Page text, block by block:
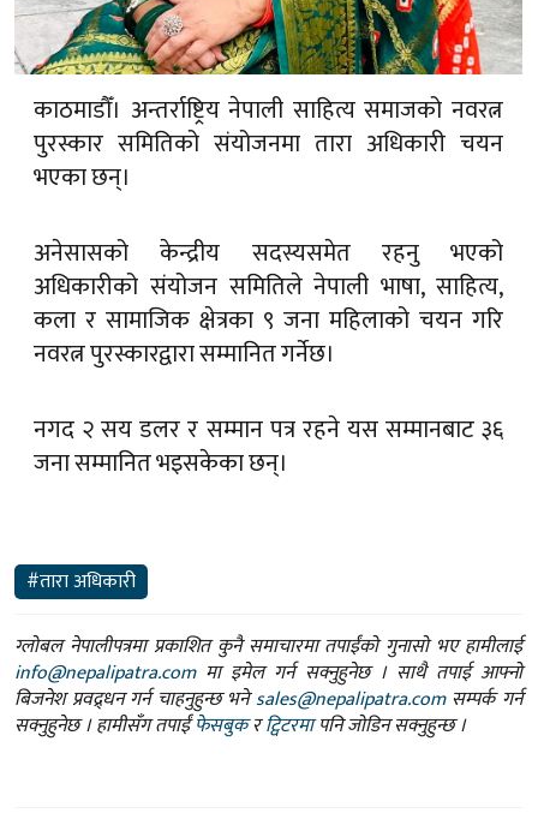
काठमाडौँ। अन्तर्राष्ट्रिय नेपाली साहित्य समाजको नवरत्न
पुरस्कार समितिको संयोजनमा तारा अधिकारी चयन
भएका छन्।
अनेसासको केन्द्रीय सदस्यसमेत रहनु भएको
अधिकारीको संयोजन समितिले नेपाली भाषा, साहित्य,
कला र सामाजिक क्षेत्रका ९ जना महिलाको चयन गरि
नवरत्न पुरस्कारद्वारा सम्मानित गर्नेछ।
नगद २ सय डलर र सम्मान पत्र रहने यस सम्मानबाट ३६
जना सम्मानित भइसकेका छन्।
#तारा अधिकारी
ग्लोबल नेपालीपत्रमा प्रकाशित कुनै समाचारमा तपाईंको गुनासो भए हामीलाई
info@nepalipatra.comमा इमेल गर्न सक्नुहुनेछ । साथै तपाई आफ्नो
बिजनेश प्रवद्र्धन गर्न चाहनुहुन्छ भनेsales@nepalipatra.comसम्पर्क गर्न
सक्नुहुनेछ । हामीसँग तपाईंफेसबुकरट्विटरमापनि जोडिन सक्नुहुन्छ ।